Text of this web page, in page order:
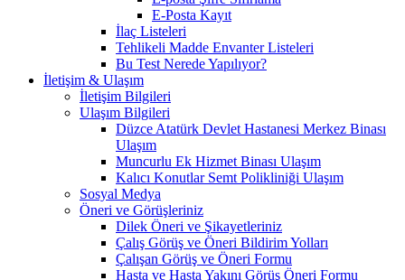
E-Posta Kayıt
İlaç Listeleri
Tehlikeli Madde Envanter Listeleri
Bu Test Nerede Yapılıyor?
İletişim & Ulaşım
İletişim Bilgileri
Ulaşım Bilgileri
Düzce Atatürk Devlet Hastanesi Merkez Binası
Ulaşım
Muncurlu Ek Hizmet Binası Ulaşım
Kalıcı Konutlar Semt Polikliniği Ulaşım
Sosyal Medya
Öneri ve Görüşleriniz
Dilek Öneri ve Şikayetleriniz
Çalış Görüş ve Öneri Bildirim Yolları
Çalışan Görüş ve Öneri Formu
Hasta ve Hasta Yakını Görüş Öneri Formu